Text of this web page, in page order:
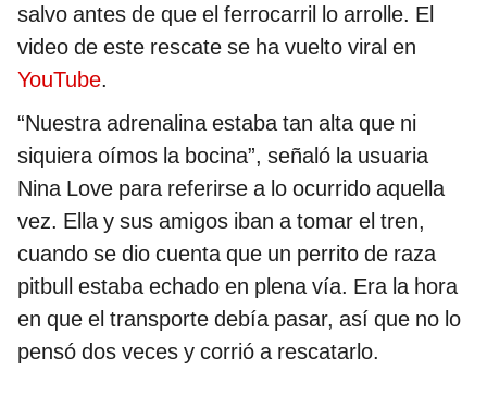
salvo antes de que el ferrocarril lo arrolle. El
video de este rescate se ha vuelto viral en
YouTube.
“Nuestra adrenalina estaba tan alta que ni
siquiera oímos la bocina”, señaló la usuaria
Nina Love para referirse a lo ocurrido aquella
vez. Ella y sus amigos iban a tomar el tren,
cuando se dio cuenta que un perrito de raza
pitbull estaba echado en plena vía. Era la hora
en que el transporte debía pasar, así que no lo
pensó dos veces y corrió a rescatarlo.